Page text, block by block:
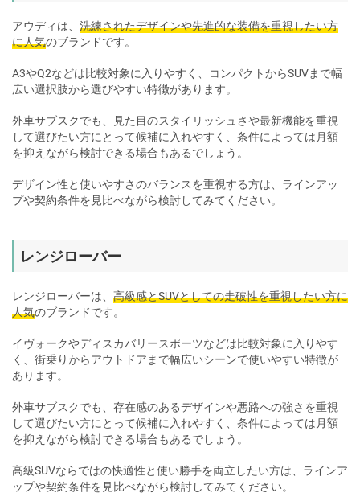
アウディは、 洗練されたデザインや先進的な装備を重視したい方
に人気のブランドです。
A3やQ2などは比較対象に入りやすく、コンパクトからSUVまで幅
広い選択肢から選びやすい特徴があります。
外車サブスクでも、見た目のスタイリッシュさや最新機能を重視
して選びたい方にとって候補に入れやすく、条件によっては月額
を抑えながら検討できる場合もあるでしょう。
デザイン性と使いやすさのバランスを重視する方は、ラインアッ
プや契約条件を見比べながら検討してみてください。
レンジローバー
レンジローバーは、 高級感とSUVとしての走破性を重視したい方に
人気のブランドです。
イヴォークやディスカバリースポーツなどは比較対象に入りやす
く、街乗りからアウトドアまで幅広いシーンで使いやすい特徴が
あります。
外車サブスクでも、存在感のあるデザインや悪路への強さを重視
して選びたい方にとって候補に入れやすく、条件によっては月額
を抑えながら検討できる場合もあるでしょう。
高級SUVならではの快適性と使い勝手を両立したい方は、ラインア
ップや契約条件を見比べながら検討してみてください。